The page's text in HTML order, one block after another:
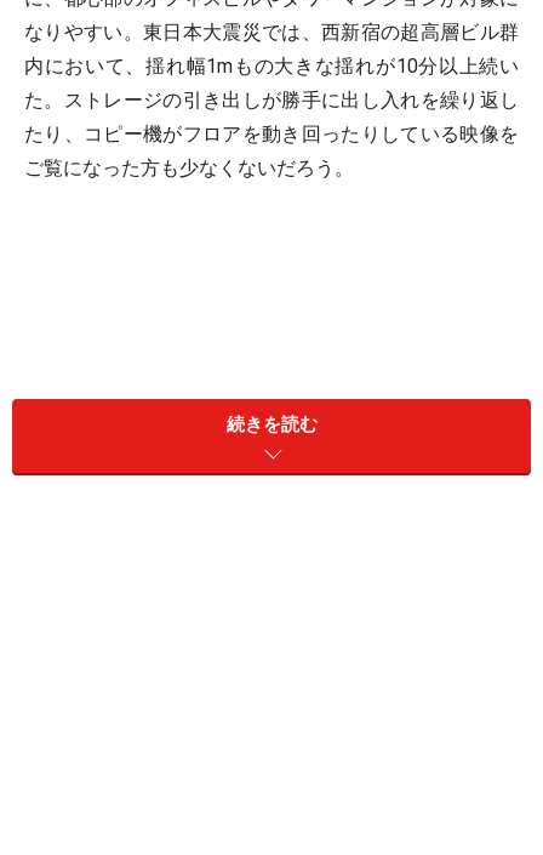
なりやすい。東日本大震災では、西新宿の超高層ビル群
内において、揺れ幅1mもの大きな揺れが10分以上続い
た。ストレージの引き出しが勝手に出し入れを繰り返し
たり、コピー機がフロアを動き回ったりしている映像を
ご覧になった方も少なくないだろう。
続きを読む